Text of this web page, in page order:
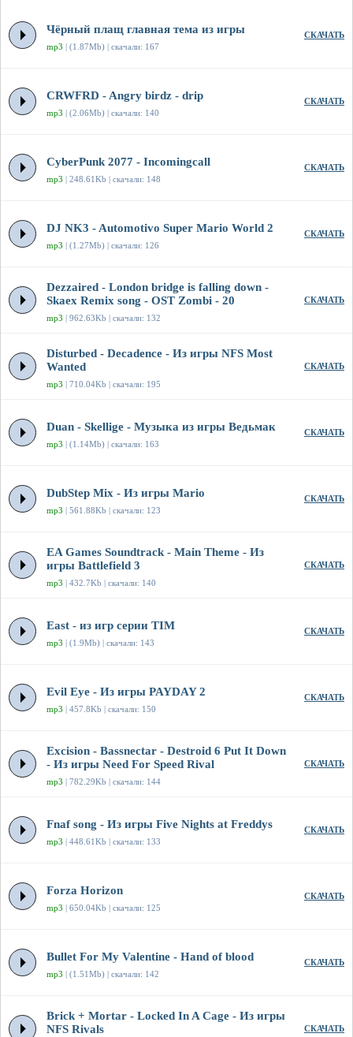
Чёрный плащ главная тема из игры
mp3 | (1.87Mb) | скачали: 167
СКАЧАТЬ
CRWFRD - Angry birdz - drip
mp3 | (2.06Mb) | скачали: 140
СКАЧАТЬ
CyberPunk 2077 - Incomingcall
mp3 | 248.61Kb | скачали: 148
СКАЧАТЬ
DJ NK3 - Automotivo Super Mario World 2
mp3 | (1.27Mb) | скачали: 126
СКАЧАТЬ
Dezzaired - London bridge is falling down -
Skaex Remix song - OST Zombi - 20
mp3 | 962.63Kb | скачали: 132
СКАЧАТЬ
Disturbed - Decadence - Из игры NFS Most
Wanted
mp3 | 710.04Kb | скачали: 195
СКАЧАТЬ
Duan - Skellige - Музыка из игры Ведьмак
mp3 | (1.14Mb) | скачали: 163
СКАЧАТЬ
DubStep Mix - Из игры Mario
mp3 | 561.88Kb | скачали: 123
СКАЧАТЬ
EA Games Soundtrack - Main Theme - Из
игры Battlefield 3
mp3 | 432.7Kb | скачали: 140
СКАЧАТЬ
East - из игр серии TIM
mp3 | (1.9Mb) | скачали: 143
СКАЧАТЬ
Evil Eye - Из игры PAYDAY 2
mp3 | 457.8Kb | скачали: 150
СКАЧАТЬ
Excision - Bassnectar - Destroid 6 Put It Down
- Из игры Need For Speed Rival
mp3 | 782.29Kb | скачали: 144
СКАЧАТЬ
Fnaf song - Из игры Five Nights at Freddys
mp3 | 448.61Kb | скачали: 133
СКАЧАТЬ
Forza Horizon
mp3 | 650.04Kb | скачали: 125
СКАЧАТЬ
Bullet For My Valentine - Hand of blood
mp3 | (1.51Mb) | скачали: 142
СКАЧАТЬ
Brick + Mortar - Locked In A Cage - Из игры
NFS Rivals
СКАЧАТЬ